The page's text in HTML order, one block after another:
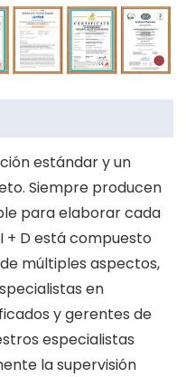
estándar y un
Siempre producen
para elaborar cada
+ D está compuesto
múltiples aspectos,
en
y gerentes de
especialistas
la supervisión